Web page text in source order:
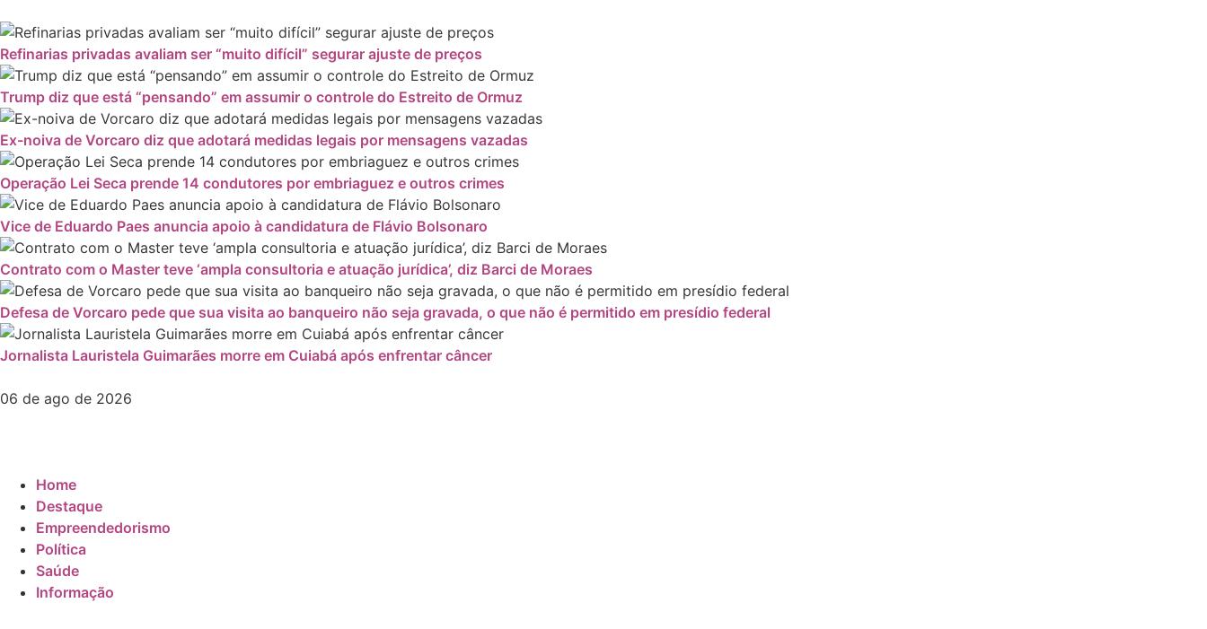
Refinarias privadas avaliam ser “muito difícil” segurar ajuste de preços
Trump diz que está “pensando” em assumir o controle do Estreito de Ormuz
Ex-noiva de Vorcaro diz que adotará medidas legais por mensagens vazadas
Operação Lei Seca prende 14 condutores por embriaguez e outros crimes
Vice de Eduardo Paes anuncia apoio à candidatura de Flávio Bolsonaro
Contrato com o Master teve ‘ampla consultoria e atuação jurídica’, diz Barci de Moraes
Defesa de Vorcaro pede que sua visita ao banqueiro não seja gravada, o que não é permitido em presídio federal
Jornalista Lauristela Guimarães morre em Cuiabá após enfrentar câncer
06 de ago de 2026
Home
Destaque
Empreendedorismo
Política
Saúde
Informação